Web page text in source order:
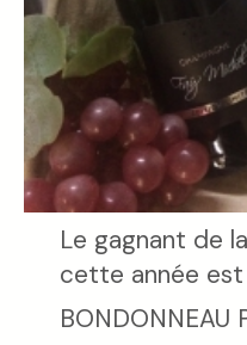
Le gagnant de
cette année est
BONDONNEAU